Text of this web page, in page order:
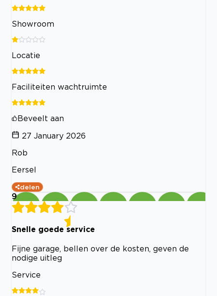
Showroom
Locatie
Faciliteiten wachtruimte
Beveelt aan
27 January 2026
Rob
Eersel
delen
9
Snelle goede service
Fijne garage, bellen over de kosten, geven de
nodige uitleg
Service